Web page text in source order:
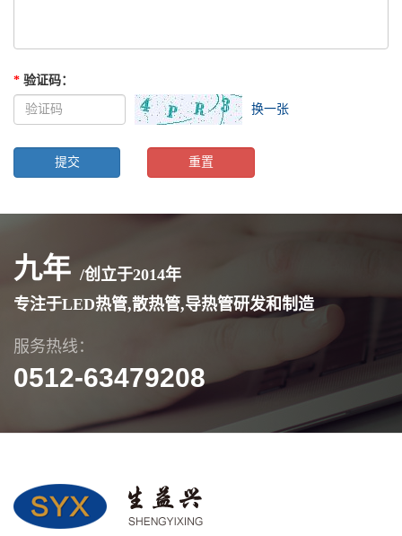
* 验证码：
换一张
九年 /创立于2014年
专注于LED热管,散热管,导热管研发和制造
服务热线：
0512-63479208